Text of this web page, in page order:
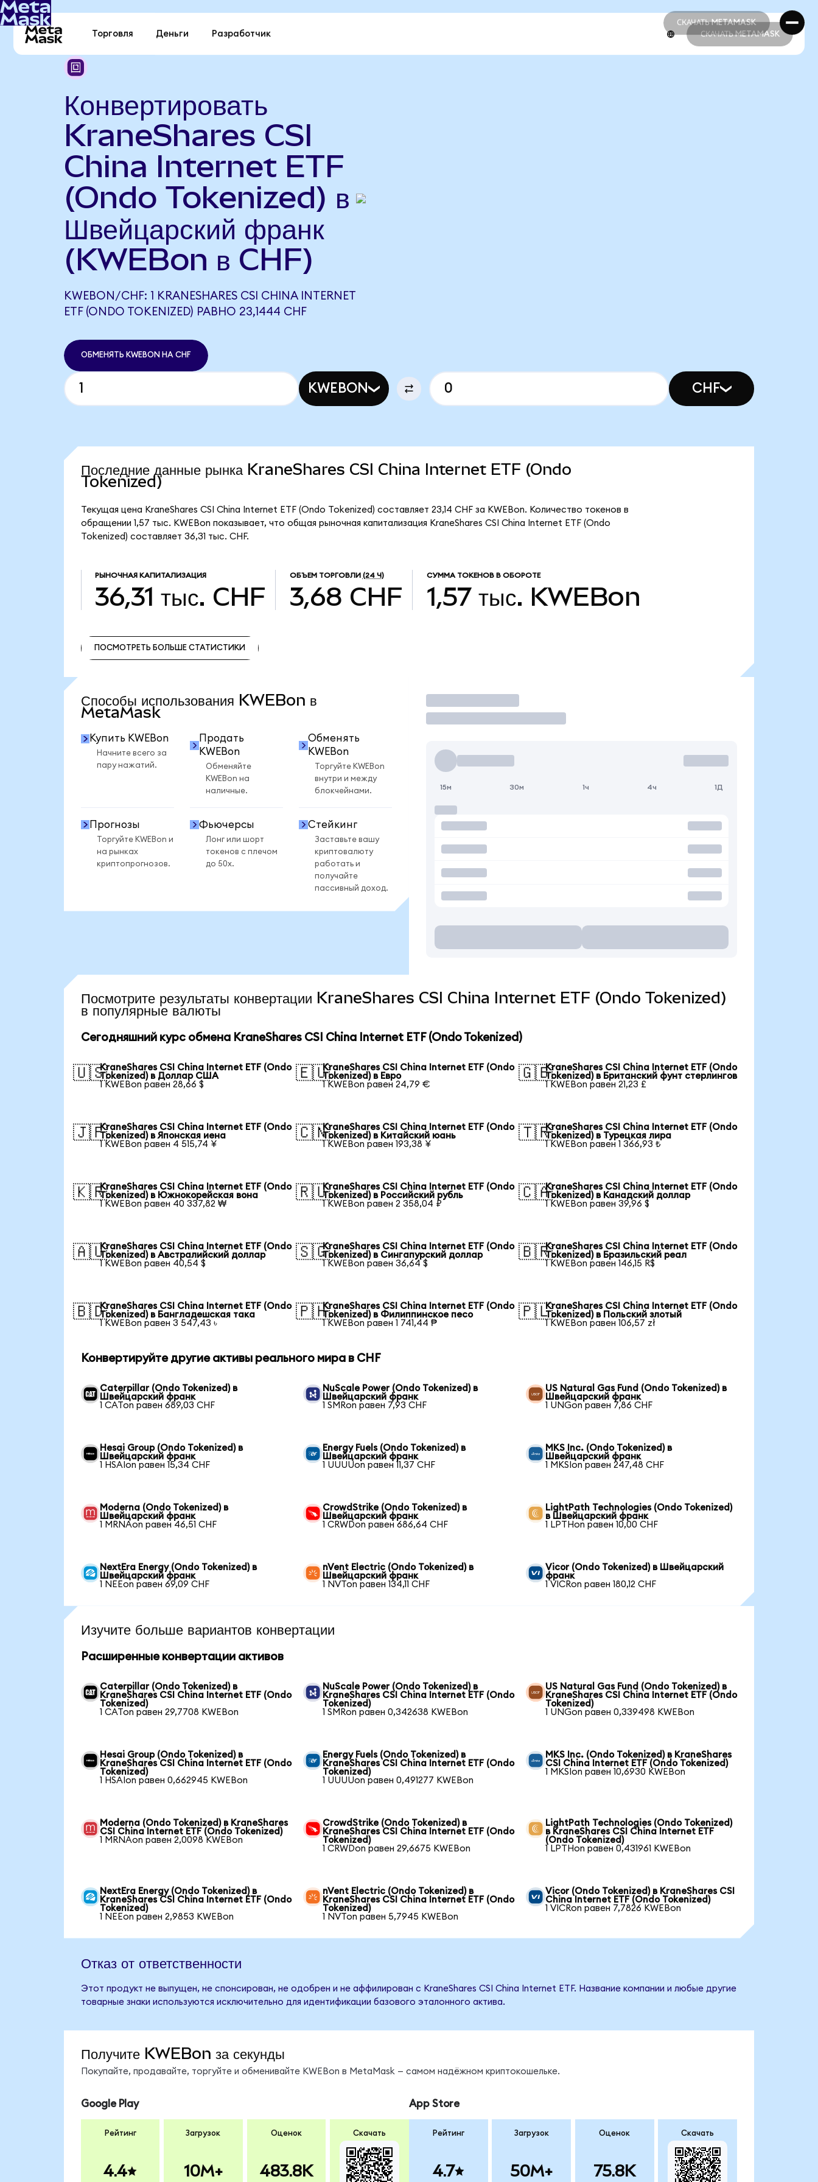
СКАЧАТЬ METAMASK
СКАЧАТЬ METAMASK
Торговля Деньги Разработчик СКАЧАТЬ METAMASK
Конвертировать
KraneShares CSI
China Internet ETF
(Ondo Tokenized) в
Швейцарский франк
(KWEBon в CHF)
KWEBON/CHF: 1 KRANESHARES CSI CHINA INTERNET
ETF (ONDO TOKENIZED) РАВНО 23,1444 CHF
ОБМЕНЯТЬ KWEBON НА CHF
KWEBON CHF
Последние данные рынка KraneShares CSI China Internet ETF (Ondo
Tokenized)
Текущая цена KraneShares CSI China Internet ETF (Ondo Tokenized) составляет 23,14 CHF за KWEBon. Количество токенов в
обращении 1,57 тыс. KWEBon показывает, что общая рыночная капитализация KraneShares CSI China Internet ETF (Ondo
Tokenized) составляет 36,31 тыс. CHF.
РЫНОЧНАЯ КАПИТАЛИЗАЦИЯ
36,31 тыс. CHF
ОБЪЕМ ТОРГОВЛИ (24 Ч)
3,68 CHF
СУММА ТОКЕНОВ В ОБОРОТЕ
1,57 тыс. KWEBon
ПОСМОТРЕТЬ БОЛЬШЕ СТАТИСТИКИ
Способы использования KWEBon в
MetaMask
Купить KWEBon
Начните всего за
пару нажатий.
Продать
KWEBon
Обменяйте
KWEBon на
наличные.
Обменять
KWEBon
Торгуйте KWEBon
внутри и между
блокчейнами.
Прогнозы
Торгуйте KWEBon и
на рынках
криптопрогнозов.
Фьючерсы
Лонг или шорт
токенов с плечом
до 50x.
Стейкинг
Заставьте вашу
криптовалюту
работать и
получайте
пассивный доход.
Торговать
15м 30м 1ч 4ч 1Д
Посмотрите результаты конвертации KraneShares CSI China Internet ETF (Ondo Tokenized)
в популярные валюты
Сегодняшний курс обмена KraneShares CSI China Internet ETF (Ondo Tokenized)
🇺🇸KraneShares CSI China Internet ETF (Ondo
Tokenized) в Доллар США
1 KWEBon равен 28,66 $
🇪🇺KraneShares CSI China Internet ETF (Ondo
Tokenized) в Евро
1 KWEBon равен 24,79 €
🇬🇧KraneShares CSI China Internet ETF (Ondo
Tokenized) в Британский фунт стерлингов
1 KWEBon равен 21,23 £
🇯🇵KraneShares CSI China Internet ETF (Ondo
Tokenized) в Японская иена
1 KWEBon равен 4 515,74 ¥
🇨🇳KraneShares CSI China Internet ETF (Ondo
Tokenized) в Китайский юань
1 KWEBon равен 193,38 ¥
🇹🇷KraneShares CSI China Internet ETF (Ondo
Tokenized) в Турецкая лира
1 KWEBon равен 1 366,93 ₺
🇰🇷KraneShares CSI China Internet ETF (Ondo
Tokenized) в Южнокорейская вона
1 KWEBon равен 40 337,82 ₩
🇷🇺KraneShares CSI China Internet ETF (Ondo
Tokenized) в Российский рубль
1 KWEBon равен 2 358,04 ₽
🇨🇦KraneShares CSI China Internet ETF (Ondo
Tokenized) в Канадский доллар
1 KWEBon равен 39,96 $
🇦🇺KraneShares CSI China Internet ETF (Ondo
Tokenized) в Австралийский доллар
1 KWEBon равен 40,54 $
🇸🇬KraneShares CSI China Internet ETF (Ondo
Tokenized) в Сингапурский доллар
1 KWEBon равен 36,64 $
🇧🇷KraneShares CSI China Internet ETF (Ondo
Tokenized) в Бразильский реал
1 KWEBon равен 146,15 R$
🇧🇩KraneShares CSI China Internet ETF (Ondo
Tokenized) в Бангладешская така
1 KWEBon равен 3 547,43 ৳
🇵🇭KraneShares CSI China Internet ETF (Ondo
Tokenized) в Филиппинское песо
1 KWEBon равен 1 741,44 ₱
🇵🇱KraneShares CSI China Internet ETF (Ondo
Tokenized) в Польский злотый
1 KWEBon равен 106,57 zł
Конвертируйте другие активы реального мира в CHF
Caterpillar (Ondo Tokenized) в
Швейцарский франк
1 CATon равен 689,03 CHF
NuScale Power (Ondo Tokenized) в
Швейцарский франк
1 SMRon равен 7,93 CHF
US Natural Gas Fund (Ondo Tokenized) в
Швейцарский франк
1 UNGon равен 7,86 CHF
Hesai Group (Ondo Tokenized) в
Швейцарский франк
1 HSAIon равен 15,34 CHF
Energy Fuels (Ondo Tokenized) в
Швейцарский франк
1 UUUUon равен 11,37 CHF
MKS Inc. (Ondo Tokenized) в
Швейцарский франк
1 MKSIon равен 247,48 CHF
Moderna (Ondo Tokenized) в
Швейцарский франк
1 MRNAon равен 46,51 CHF
CrowdStrike (Ondo Tokenized) в
Швейцарский франк
1 CRWDon равен 686,64 CHF
LightPath Technologies (Ondo Tokenized)
в Швейцарский франк
1 LPTHon равен 10,00 CHF
NextEra Energy (Ondo Tokenized) в
Швейцарский франк
1 NEEon равен 69,09 CHF
nVent Electric (Ondo Tokenized) в
Швейцарский франк
1 NVTon равен 134,11 CHF
Vicor (Ondo Tokenized) в Швейцарский
франк
1 VICRon равен 180,12 CHF
Изучите больше вариантов конвертации
Расширенные конвертации активов
Caterpillar (Ondo Tokenized) в
KraneShares CSI China Internet ETF (Ondo
Tokenized)
1 CATon равен 29,7708 KWEBon
NuScale Power (Ondo Tokenized) в
KraneShares CSI China Internet ETF (Ondo
Tokenized)
1 SMRon равен 0,342638 KWEBon
US Natural Gas Fund (Ondo Tokenized) в
KraneShares CSI China Internet ETF (Ondo
Tokenized)
1 UNGon равен 0,339498 KWEBon
Hesai Group (Ondo Tokenized) в
KraneShares CSI China Internet ETF (Ondo
Tokenized)
1 HSAIon равен 0,662945 KWEBon
Energy Fuels (Ondo Tokenized) в
KraneShares CSI China Internet ETF (Ondo
Tokenized)
1 UUUUon равен 0,491277 KWEBon
MKS Inc. (Ondo Tokenized) в KraneShares
CSI China Internet ETF (Ondo Tokenized)
1 MKSIon равен 10,6930 KWEBon
Moderna (Ondo Tokenized) в KraneShares
CSI China Internet ETF (Ondo Tokenized)
1 MRNAon равен 2,0098 KWEBon
CrowdStrike (Ondo Tokenized) в
KraneShares CSI China Internet ETF (Ondo
Tokenized)
1 CRWDon равен 29,6675 KWEBon
LightPath Technologies (Ondo Tokenized)
в KraneShares CSI China Internet ETF
(Ondo Tokenized)
1 LPTHon равен 0,431961 KWEBon
NextEra Energy (Ondo Tokenized) в
KraneShares CSI China Internet ETF (Ondo
Tokenized)
1 NEEon равен 2,9853 KWEBon
nVent Electric (Ondo Tokenized) в
KraneShares CSI China Internet ETF (Ondo
Tokenized)
1 NVTon равен 5,7945 KWEBon
Vicor (Ondo Tokenized) в KraneShares CSI
China Internet ETF (Ondo Tokenized)
1 VICRon равен 7,7826 KWEBon
Отказ от ответственности
Этот продукт не выпущен, не спонсирован, не одобрен и не аффилирован с KraneShares CSI China Internet ETF. Название компании и любые другие
товарные знаки используются исключительно для идентификации базового эталонного актива.
Получите KWEBon за секунды
Покупайте, продавайте, торгуйте и обменивайте KWEBon в MetaMask — самом надёжном криптокошельке.
Google Play
Рейтинг
4.4
Загрузок
10M+
Оценок
483.8K
Скачать
App Store
Рейтинг
4.7
Загрузок
50M+
Оценок
75.8K
Скачать